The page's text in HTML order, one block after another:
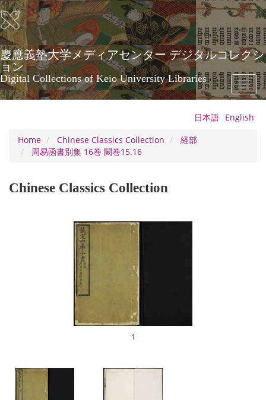
Skip
to
main
content
慶應義塾大学メディアセンター デジタルコレクシ
ョン
Digital Collections of Keio University Libraries
Toggle
日本語 English
Home
Chinese Classics Collection
経部
周易函書別集 16巻 闕巻15.16
Chinese Classics Collection
1